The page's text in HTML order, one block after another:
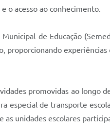
o acesso ao conhecimento.
de Educação
proporcionando
promovidas ao longo
especial de transporte
unidades escolares